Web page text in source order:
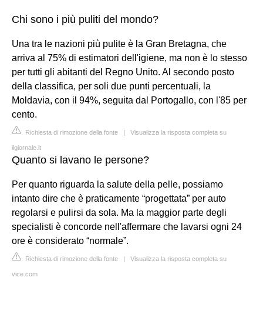
Chi sono i più puliti del mondo?
Una tra le nazioni più pulite è la Gran Bretagna, che
arriva al 75% di estimatori dell'igiene, ma non è lo stesso
per tutti gli abitanti del Regno Unito. Al secondo posto
della classifica, per soli due punti percentuali, la
Moldavia, con il 94%, seguita dal Portogallo, con l'85 per
cento.
Richiesta di rimozione della fonte | Visualizza la risposta completa su
ilgiornale.it
Quanto si lavano le persone?
Per quanto riguarda la salute della pelle, possiamo
intanto dire che è praticamente “progettata” per auto
regolarsi e pulirsi da sola. Ma la maggior parte degli
specialisti è concorde nell'affermare che lavarsi ogni 24
ore è considerato “normale”.
Richiesta di rimozione della fonte | Visualizza la risposta completa su
vice.com